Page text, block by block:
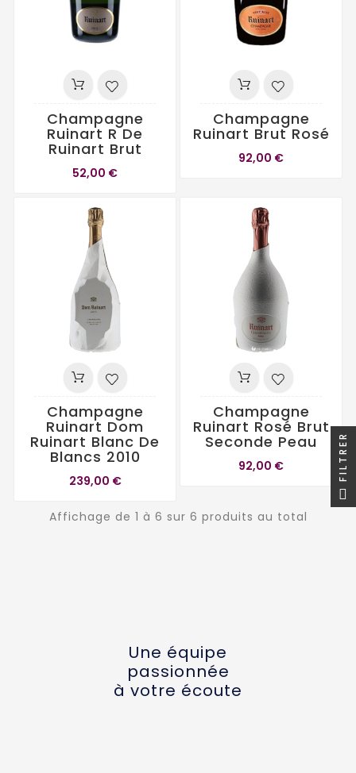
Champagne
Ruinart R De
Ruinart Brut
52,00 €
Champagne
Ruinart Brut Rosé
92,00 €
Champagne
Ruinart Dom
Ruinart Blanc De
Blancs 2010
239,00 €
Champagne
Ruinart Rosé Brut
Seconde Peau
92,00 €
Affichage de 1 à 6 sur 6 produits au total
Une équipe
passionnée
à votre écoute
FILTRER